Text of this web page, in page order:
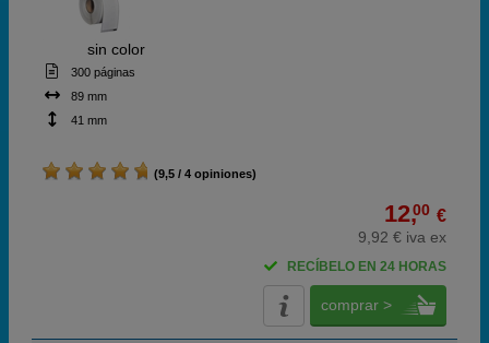
sin color
300 páginas
89 mm
41 mm
(9,5 / 4 opiniones)
12,00 €
9,92 € iva ex
RECÍBELO EN 24 HORAS
comprar >